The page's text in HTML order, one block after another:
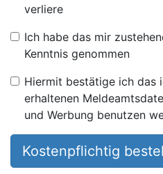
verliere
Ich habe das mir
Kenntnis genommen
Hiermit bestätige ich das
erhaltenen
und Werbung benutzen
Kostenpflichtig